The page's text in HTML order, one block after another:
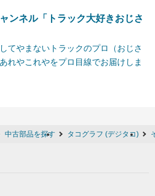
ンネル「トラック大好きおじさ
てやまないトラックのプロ（おじさ
れやこれやをプロ目線でお届けしま
中古部品を探す タコグラフ (デジタコ)